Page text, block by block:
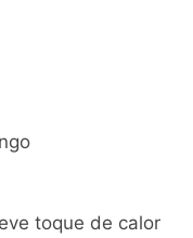
toque de calor